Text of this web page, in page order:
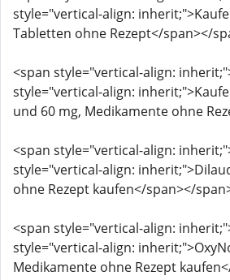
style="vertical-align:
Tabletten ohne Rezept</span></
<span style="vertical-align:
style="vertical-align:
und 60 mg, Medikamente ohne
<span style="vertical-align:
style="vertical-align:
ohne Rezept kaufen</span></
<span style="vertical-align:
style="vertical-align:
Medikamente ohne Rezept